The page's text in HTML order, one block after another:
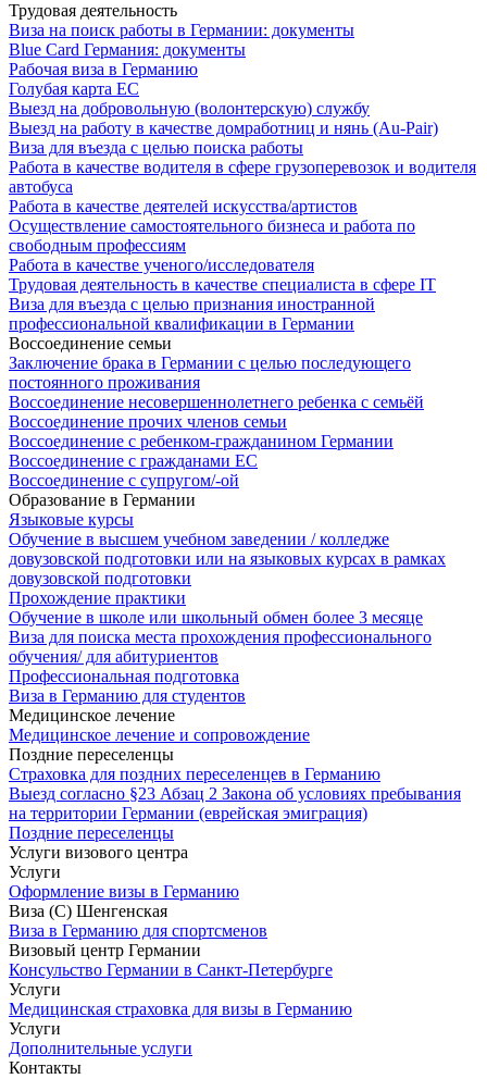
Трудовая деятельность
Виза на поиск работы в Германии: документы
Blue Card Германия: документы
Рабочая виза в Германию
Голубая карта ЕС
Выезд на добровольную (волонтерскую) службу
Выезд на работу в качестве домработниц и нянь (Au-Pair)
Виза для въезда с целью поиска работы
Работа в качестве водителя в сфере грузоперевозок и водителя
автобуса
Работа в качестве деятелей искусства/артистов
Осуществление самостоятельного бизнеса и работа по
свободным профессиям
Работа в качестве ученого/исследователя
Трудовая деятельность в качестве специалиста в сфере IT
Виза для въезда с целью признания иностранной
профессиональной квалификации в Германии
Воссоединение семьи
Заключение брака в Германии с целью последующего
постоянного проживания
Воссоединение несовершеннолетнего ребенка с семьёй
Воссоединение прочих членов семьи
Воссоединение с ребенком-гражданином Германии
Воссоединение с гражданами ЕС
Воссоединение с супругом/-ой
Образование в Германии
Языковые курсы
Обучение в высшем учебном заведении / колледже
довузовской подготовки или на языковых курсах в рамках
довузовской подготовки
Прохождение практики
Обучение в школе или школьный обмен более 3 месяце
Виза для поиска места прохождения профессионального
обучения/ для абитуриентов
Профессиональная подготовка
Виза в Германию для студентов
Медицинское лечение
Медицинское лечение и сопровождение
Поздние переселенцы
Страховка для поздних переселенцев в Германию
Выезд согласно §23 Абзац 2 Закона об условиях пребывания
на территории Германии (еврейская эмиграция)
Поздние переселенцы
Услуги визового центра
Услуги
Оформление визы в Германию
Виза (C) Шенгенская
Виза в Германию для спортсменов
Визовый центр Германии
Консульство Германии в Санкт-Петербурге
Услуги
Медицинская страховка для визы в Германию
Услуги
Дополнительные услуги
Контакты